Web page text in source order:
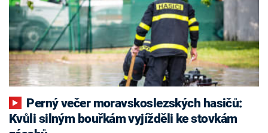
Kvůli silným bouřkám vyjížděli ke stovkám